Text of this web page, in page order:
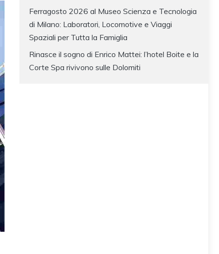
Ferragosto 2026 al Museo Scienza e Tecnologia
di Milano: Laboratori, Locomotive e Viaggi
Spaziali per Tutta la Famiglia
Rinasce il sogno di Enrico Mattei: l’hotel Boite e la
Corte Spa rivivono sulle Dolomiti